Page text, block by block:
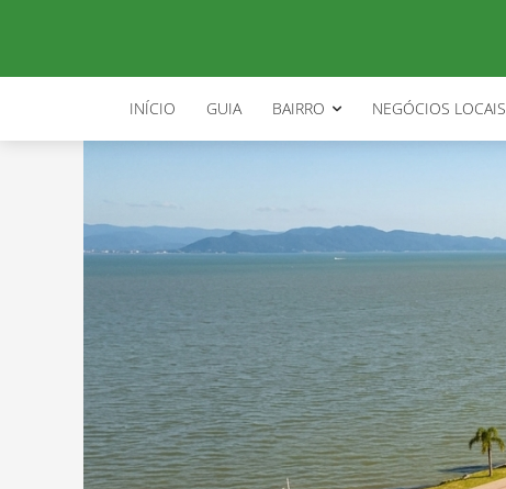
INÍCIO GUIA BAIRRO NEGÓCIOS LOCAIS